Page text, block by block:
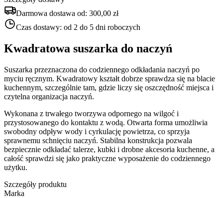
Darmowa dostawa od: 300,00 zł
Czas dostawy: od 2 do 5 dni roboczych
Kwadratowa suszarka do naczyń
Suszarka przeznaczona do codziennego odkładania naczyń po
myciu ręcznym. Kwadratowy kształt dobrze sprawdza się na blacie
kuchennym, szczególnie tam, gdzie liczy się oszczędność miejsca i
czytelna organizacja naczyń.
Wykonana z trwałego tworzywa odpornego na wilgoć i
przystosowanego do kontaktu z wodą. Otwarta forma umożliwia
swobodny odpływ wody i cyrkulację powietrza, co sprzyja
sprawnemu schnięciu naczyń. Stabilna konstrukcja pozwala
bezpiecznie odkładać talerze, kubki i drobne akcesoria kuchenne, a
całość sprawdzi się jako praktyczne wyposażenie do codziennego
użytku.
Szczegóły produktu
Marka